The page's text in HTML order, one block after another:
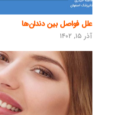
علل فواصل بین دندان‌ها
آذر ۱۵, ۱۴۰۲